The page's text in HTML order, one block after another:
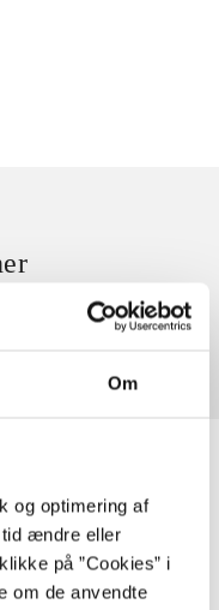
Om
og optimering af
tid ændre eller
på ”Cookies” i
om de anvendte
udgivelser